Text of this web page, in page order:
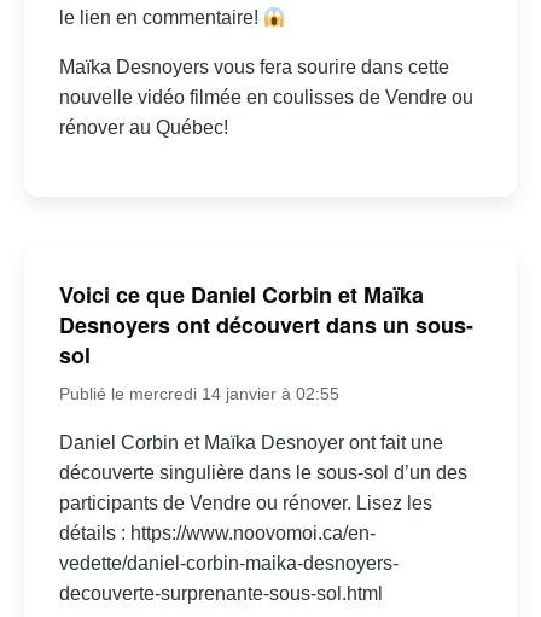
le lien en commentaire!
Maïka Desnoyers vous fera sourire dans cette
nouvelle vidéo filmée en coulisses de Vendre ou
rénover au Québec!
Voici ce que Daniel Corbin et Maïka
Desnoyers ont découvert dans un sous-
sol
Publié le mercredi 14 janvier à 02:55
Daniel Corbin et Maïka Desnoyer ont fait une
découverte singulière dans le sous-sol d’un des
participants de Vendre ou rénover. Lisez les
détails : https://www.noovomoi.ca/en-
vedette/daniel-corbin-maika-desnoyers-
decouverte-surprenante-sous-sol.html